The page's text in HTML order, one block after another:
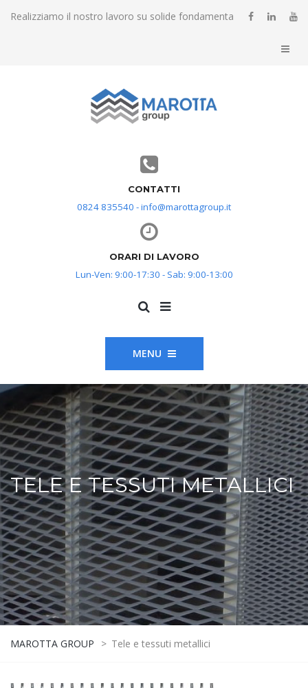
Realizziamo il nostro lavoro su solide fondamenta
CONTATTI
0824 835540 - info@marottagroup.it
ORARI DI LAVORO
Lun-Ven: 9:00-17:30 - Sab: 9:00-13:00
MENU
TELE E TESSUTI METALLICI
MAROTTA GROUP > Tele e tessuti metallici